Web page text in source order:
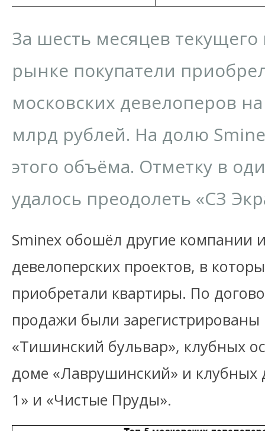
За шесть месяцев
рынке покупатели
московских девелоперов
млрд рублей. На долю
этого объёма. Отметку в
удалось преодолеть «СЗ
Sminex обошёл другие компании
девелоперских проектов, в
приобретали квартиры. По
продажи были зарегистрированы
«Тишинский бульвар», клубных
доме «Лаврушинский» и
1» и «Чистые Пруды».